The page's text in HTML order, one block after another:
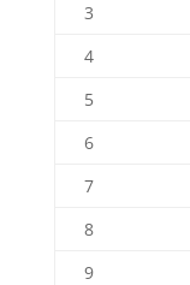
3
4
5
6
7
8
9